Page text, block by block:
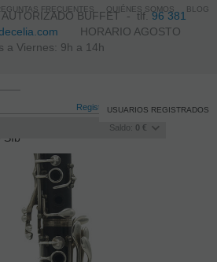
AUTORIZADO BUFFET -tlf.96 381
HORARIO AGOSTO
a Viernes: 9h a 14h
Registro /Iniciar sesión
Saldo: 0 €
USUARIOS REGISTRADOS
SIb
FRECUENTES QUIÉNES SOMOS BLOG